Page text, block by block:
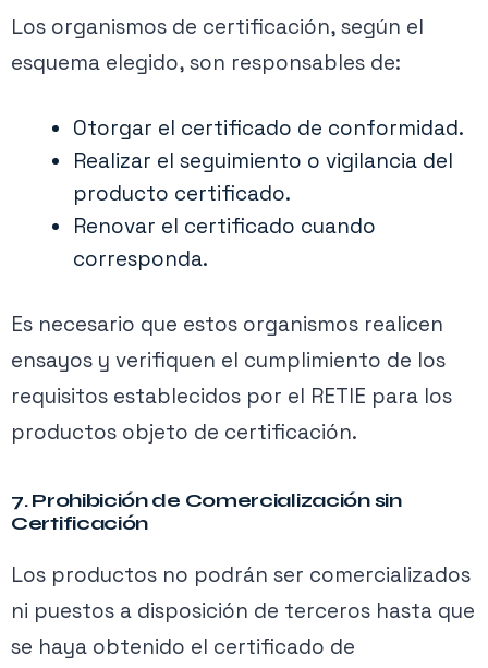
Los organismos de certificación, según el
esquema elegido, son responsables de:
Otorgar el certificado de conformidad.
Realizar el seguimiento o vigilancia del
producto certificado.
Renovar el certificado cuando
corresponda.
Es necesario que estos organismos realicen
ensayos y verifiquen el cumplimiento de los
requisitos establecidos por el RETIE para los
productos objeto de certificación.
7. Prohibición de Comercialización sin
Certificación
Los productos no podrán ser comercializados
ni puestos a disposición de terceros hasta que
se haya obtenido el certificado de